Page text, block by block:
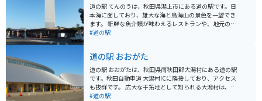
道の駅 てんのうは、秋田県潟上市にある道の駅です。日
本海に面しており、雄大な海と鳥海山の景色を一望でき
ます。 新鮮な魚介類が味わえるレストランや、地元の農
産物を販売する直売所が人気です。 特におすすめは、岩
安心です。 また、日本海沿岸を走る国道7号線は、景色
が美しくツーリングに最適なルートです。 道の駅 てんの
うは、秋田の自然と食を満喫できるスポットです。
#道の駅
道の駅 おおがた
道の駅 おおがたは、秋田県南秋田郡大潟村にある道の駅
です。秋田自動車道 大潟村ICに隣接しており、アクセス
も抜群です。 広大な干拓地として知られる大潟村は、日
本一の面積を誇る湖だった八郎潟を干拓して作られまし
#道の駅